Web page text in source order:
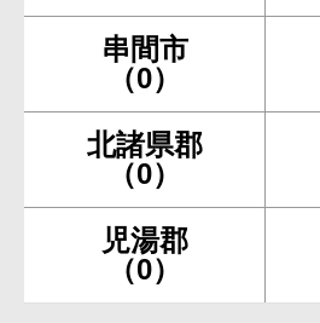
串間市
（0）
北諸県郡
（0）
児湯郡
（0）